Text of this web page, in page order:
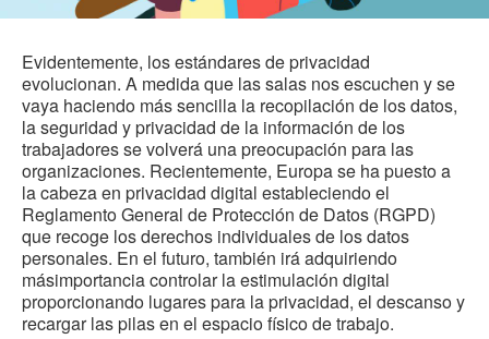
Evidentemente, los estándares de privacidad
evolucionan. A medida que las salas nos escuchen y se
vaya haciendo más sencilla la recopilación de los datos,
la seguridad y privacidad de la información de los
trabajadores se volverá una preocupación para las
organizaciones. Recientemente, Europa se ha puesto a
la cabeza en privacidad digital estableciendo el
Reglamento General de Protección de Datos (RGPD)
que recoge los derechos individuales de los datos
personales. En el futuro, también irá adquiriendo
másimportancia controlar la estimulación digital
proporcionando lugares para la privacidad, el descanso y
recargar las pilas en el espacio físico de trabajo.